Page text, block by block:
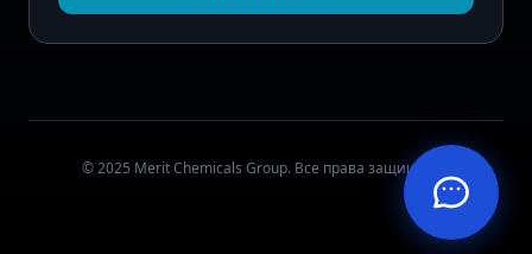
© 2025 Merit Chemicals Group. Все права защищены.